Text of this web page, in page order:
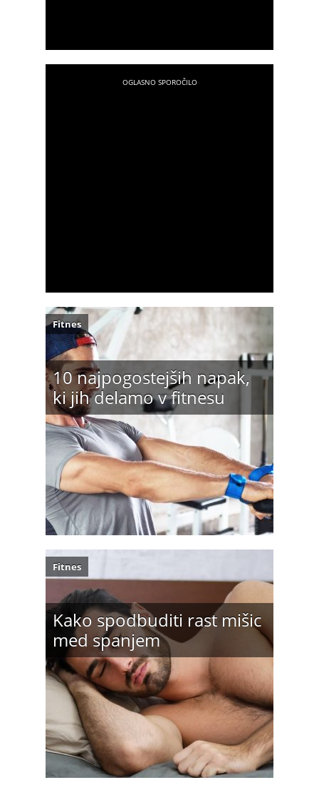
10 najpogostejših napak,
ki jih delamo v fitnesu
Fitnes
Kako spodbuditi rast mišic
med spanjem
Fitnes